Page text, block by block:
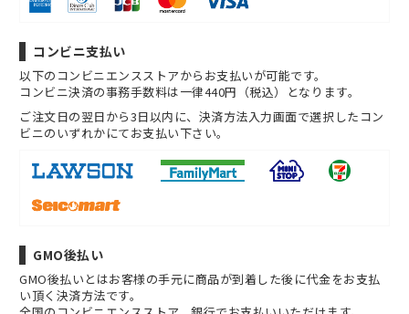
コンビニ支払い
以下のコンビニエンスストアからお支払いが可能です。
コンビニ決済の事務手数料は一律440円（税込）となります。
ご注文日の翌日から3日以内に、決済方法入力画面で選択したコン
ビニのいずれかにてお支払い下さい。
GMO後払い
GMO後払いとはお客様の手元に商品が到着した後に代金をお支払
い頂く決済方法です。